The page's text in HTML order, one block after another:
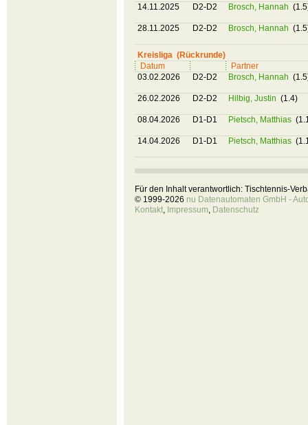
14.11.2025 D2-D2 Brosch, Hannah
28.11.2025 D2-D2 Brosch, Hannah
Kreisliga (Rückrunde)
Datum
Partner
03.02.2026
D2-D2 Brosch, Hannah
26.02.2026 D2-D2 Hilbig, Justin (1.4)
08.04.2026 D1-D1 Pietsch, Matthias
14.04.2026 D1-D1 Pietsch, Matthias
Für den Inhalt verantwortlich: Tischtennis-
© 1999-2026 nu Datenautomaten GmbH -
Kontakt, Impressum, Datenschutz